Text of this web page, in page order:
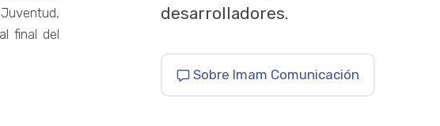
final del
desarrolladores.
Sobre Imam Comunicación